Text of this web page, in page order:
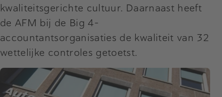
kwaliteitsgerichte cultuur. Daarnaast heeft
de AFM bij de Big 4-
accountantsorganisaties de kwaliteit van 32
wettelijke controles getoetst.